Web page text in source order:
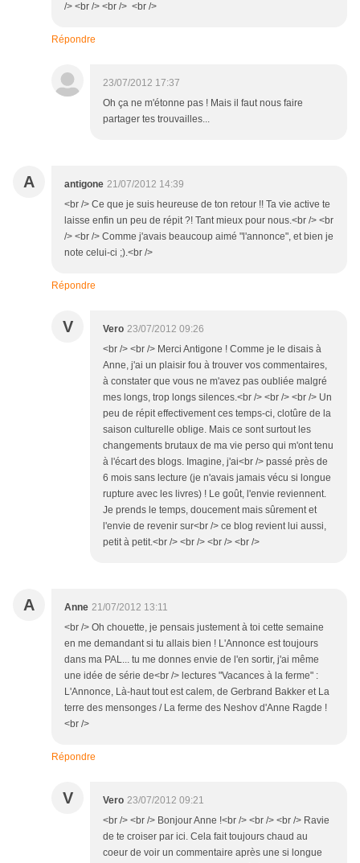
/> <br /> <br /> <br />
Répondre
23/07/2012 17:37
Oh ça ne m'étonne pas ! Mais il faut nous faire
partager tes trouvailles...
A antigone 21/07/2012 14:39
<br /> Ce que je suis heureuse de ton retour !! Ta vie active te
laisse enfin un peu de répit ?! Tant mieux pour nous.<br /> <br
/> <br /> Comme j'avais beaucoup aimé "l'annonce", et bien je
note celui-ci ;).<br />
Répondre
V Vero 23/07/2012 09:26
<br /> <br /> Merci Antigone ! Comme je le disais à
Anne, j'ai un plaisir fou à trouver vos commentaires,
à constater que vous ne m'avez pas oubliée malgré
mes longs, trop longs silences.<br /> <br /> <br /> Un
peu de répit effectivement ces temps-ci, clotûre de la
saison culturelle oblige. Mais ce sont surtout les
changements brutaux de ma vie perso qui m'ont tenu
à l'écart des blogs. Imagine, j'ai<br /> passé près de
6 mois sans lecture (je n'avais jamais vécu si longue
rupture avec les livres) ! Le goût, l'envie reviennent.
Je prends le temps, doucement mais sûrement et
l'envie de revenir sur<br /> ce blog revient lui aussi,
petit à petit.<br /> <br /> <br /> <br />
A Anne 21/07/2012 13:11
<br /> Oh chouette, je pensais justement à toi cette semaine
en me demandant si tu allais bien ! L'Annonce est toujours
dans ma PAL... tu me donnes envie de l'en sortir, j'ai même
une idée de série de<br /> lectures "Vacances à la ferme" :
L'Annonce, Là-haut tout est calem, de Gerbrand Bakker et La
terre des mensonges / La ferme des Neshov d'Anne Ragde !
<br />
Répondre
V Vero 23/07/2012 09:21
<br /> <br /> Bonjour Anne !<br /> <br /> <br /> Ravie
de te croiser par ici. Cela fait toujours chaud au
coeur de voir un commentaire après une si longue